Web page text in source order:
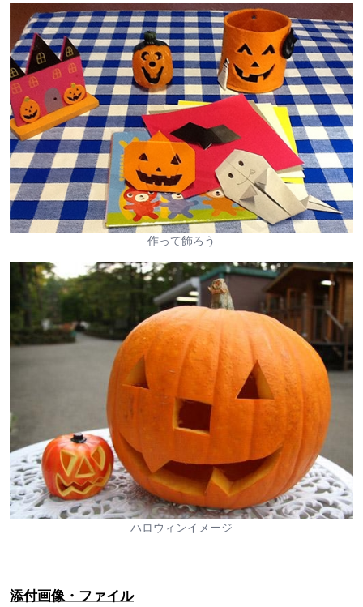
作って飾ろう
ハロウィンイメージ
添付画像・ファイル